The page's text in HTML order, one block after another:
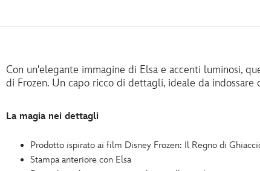
Con un'elegante immagine di Elsa e accenti luminosi,
di Frozen. Un capo ricco di dettagli, ideale da indossare
La magia nei dettagli
Prodotto ispirato ai film Disney Frozen: Il Regno di
Stampa anteriore con Elsa